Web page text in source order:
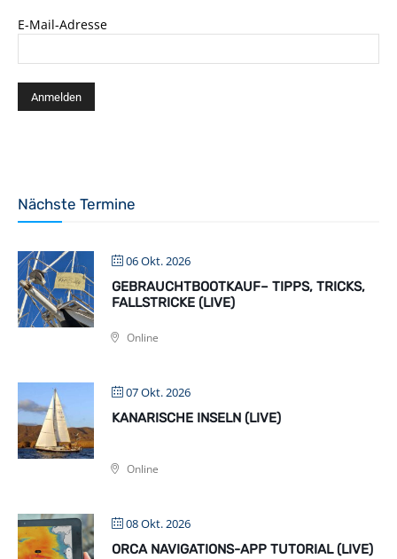
E-Mail-Adresse
Nächste Termine
06 Okt. 2026
GEBRAUCHTBOOTKAUF– TIPPS, TRICKS,
FALLSTRICKE (LIVE)
Online
07 Okt. 2026
KANARISCHE INSELN (LIVE)
Online
08 Okt. 2026
ORCA NAVIGATIONS-APP TUTORIAL (LIVE)